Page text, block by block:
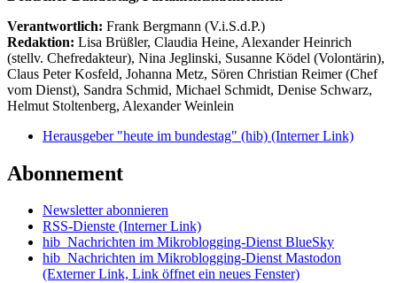
Verantwortlich: Frank Bergmann (V.i.S.d.P.)
Redaktion: Lisa Brüßler, Claudia Heine, Alexander Heinrich
(stellv. Chefredakteur), Nina Jeglinski, Susanne Ködel (Volontärin),
Claus Peter Kosfeld, Johanna Metz, Sören Christian Reimer (Chef
vom Dienst), Sandra Schmid, Michael Schmidt, Denise Schwarz,
Helmut Stoltenberg, Alexander Weinlein
Herausgeber "heute im bundestag" (hib) (Interner Link)
Abonnement
Newsletter abonnieren
RSS-Dienste (Interner Link)
hib_Nachrichten im Mikroblogging-Dienst BlueSky
hib_Nachrichten im Mikroblogging-Dienst Mastodon
(Externer Link, Link öffnet ein neues Fenster)